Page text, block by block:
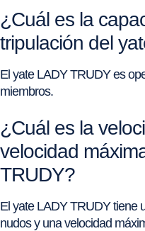
¿Cuál es la
tripulación del
El yate LADY TRUDY es
miembros.
¿Cuál es la
velocidad
TRUDY?
El yate LADY TRUDY tiene
nudos y una velocidad